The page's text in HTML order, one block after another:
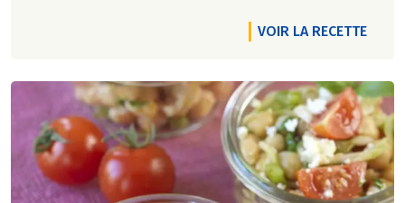
VOIR LA RECETTE